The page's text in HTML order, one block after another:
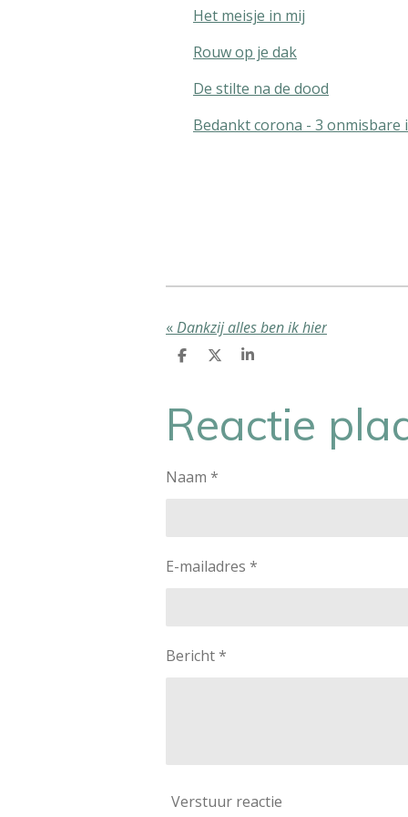
Het meisje in mij
Rouw op je dak
De stilte na de dood
Bedankt corona - 3 onmisbare
«Dankzij alles ben ik hier
D
n
D
S
e
Reactie
Naam *
E-mailadres *
Bericht *
Verstuur reactie